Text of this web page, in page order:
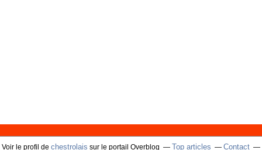
Voir le profil de chestrolais sur le portail Overblog Top articles Contact